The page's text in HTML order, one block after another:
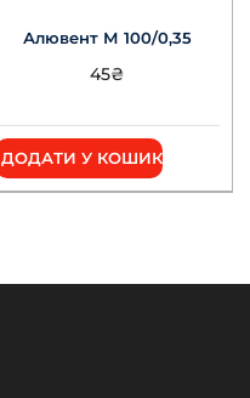
Алювент М 100/0,35
45₴
ДОДАТИ У КОШИК